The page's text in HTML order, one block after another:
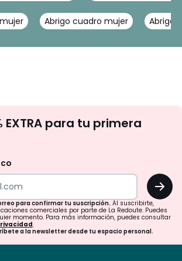
Abrigo cuadro mujer Abrigo
te
tu
para
confirmar
tu
suscripción.
EXTRA para tu primera
OK
para confirmar tu suscripción. Al suscribirte,
comerciales por parte de La Redoute. Puedes
momento. Para más información, puedes consultar
.
a la newsletter desde tu espacio personal.